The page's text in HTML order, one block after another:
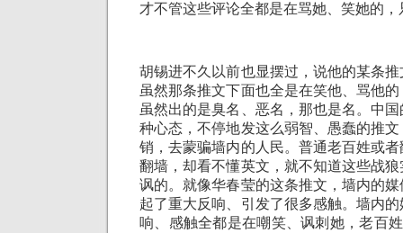
才不管这些评论全都是在骂她、笑她的
胡锡进不久以前也显摆过，说他的某条
虽然那条推文下面也全是在笑他、骂他
虽然出的是臭名、恶名，那也是名。中
种心态，不停地发这么弱智、愚蠢的推
销，去蒙骗墙内的人民。普通老百姓或
翻墙，却看不懂英文，就不知道这些战
讽的。就像华春莹的这条推文，墙内的
起了重大反响、引发了很多感触。墙内
响、感触全都是在嘲笑、讽刺她，老百